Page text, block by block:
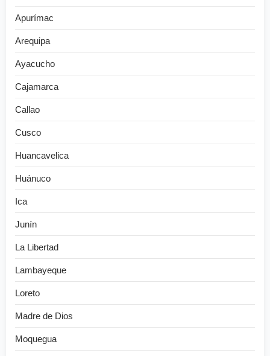
Apurímac
Arequipa
Ayacucho
Cajamarca
Callao
Cusco
Huancavelica
Huánuco
Ica
Junín
La Libertad
Lambayeque
Loreto
Madre de Dios
Moquegua